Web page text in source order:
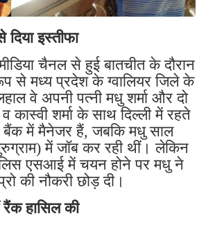
दिया इस्तीफा
चैनल से हुई बातचीत के दौरान
से मध्य प्रदेश के ग्वालियर जिले के
वे अपनी पत्नी मधु शर्मा और दो
व कास्वी शर्मा के साथ दिल्ली में रहते
में मैनेजर हैं, जबकि मधु साल
में जॉब कर रही थीं। लेकिन
एसआई में चयन होने पर मधु ने
की नौकरी छोड़ दी।
रैंक हासिल की